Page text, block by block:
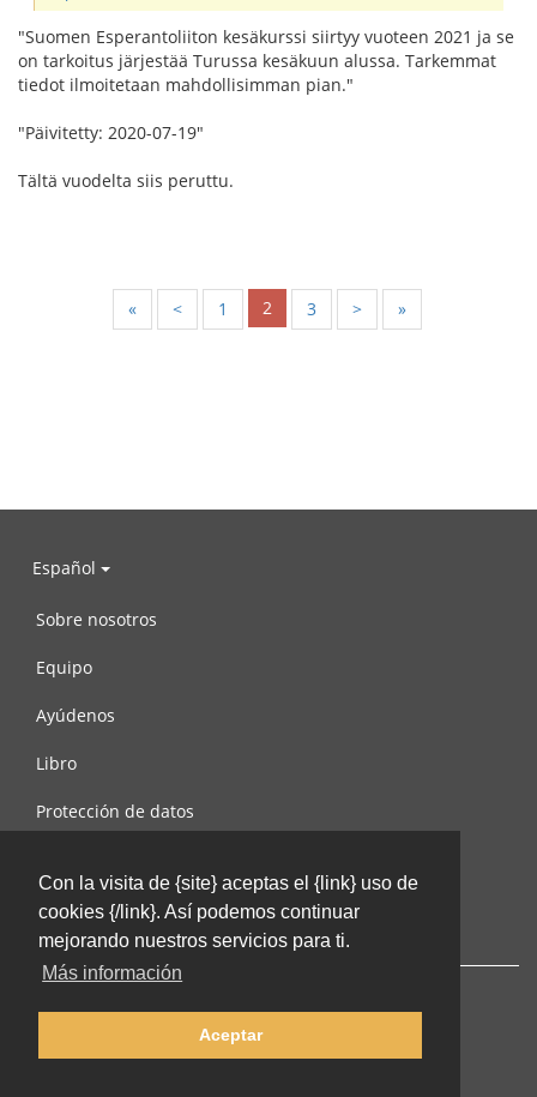
Con la visita de {site} aceptas el {link} uso de
cookies {/link}. Así podemos continuar
mejorando nuestros servicios para ti.
Más información
Aceptar
"Suomen Esperantoliiton kesäkurssi siirtyy vuoteen 2021 ja se
on tarkoitus järjestää Turussa kesäkuun alussa. Tarkemmat
tiedot ilmoitetaan mahdollisimman pian."
"Päivitetty: 2020-07-19"
Tältä vuodelta siis peruttu.
« < 1 2 3 > »
Español
Sobre nosotros
Equipo
Ayúdenos
Libro
Protección de datos
Contáctenos
© 2002-2026 lernu.net |Impressum